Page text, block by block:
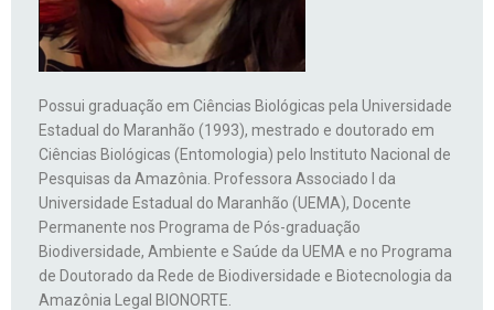
Possui graduação em Ciências Biológicas pela Universidade
Estadual do Maranhão (1993), mestrado e doutorado em
Ciências Biológicas (Entomologia) pelo Instituto Nacional de
Pesquisas da Amazônia. Professora Associado I da
Universidade Estadual do Maranhão (UEMA), Docente
Permanente nos Programa de Pós-graduação
Biodiversidade, Ambiente e Saúde da UEMA e no Programa
de Doutorado da Rede de Biodiversidade e Biotecnologia da
Amazônia Legal BIONORTE.